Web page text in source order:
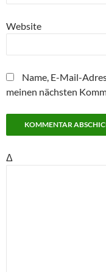
Website
Name, E-Mail-
meinen nächsten
Δ